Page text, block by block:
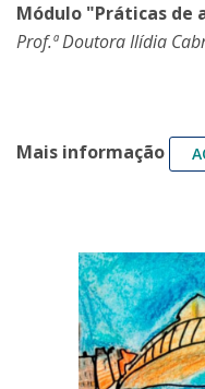
Módulo "Práticas
Prof.ª Doutora Ilídia
Mais informação